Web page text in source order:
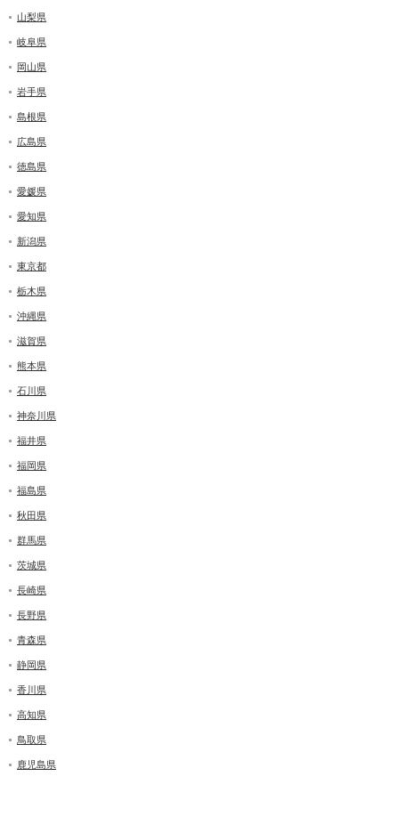
山梨県
岐阜県
岡山県
岩手県
島根県
広島県
徳島県
愛媛県
愛知県
新潟県
東京都
栃木県
沖縄県
滋賀県
熊本県
石川県
神奈川県
福井県
福岡県
福島県
秋田県
群馬県
茨城県
長崎県
長野県
青森県
静岡県
香川県
高知県
鳥取県
鹿児島県